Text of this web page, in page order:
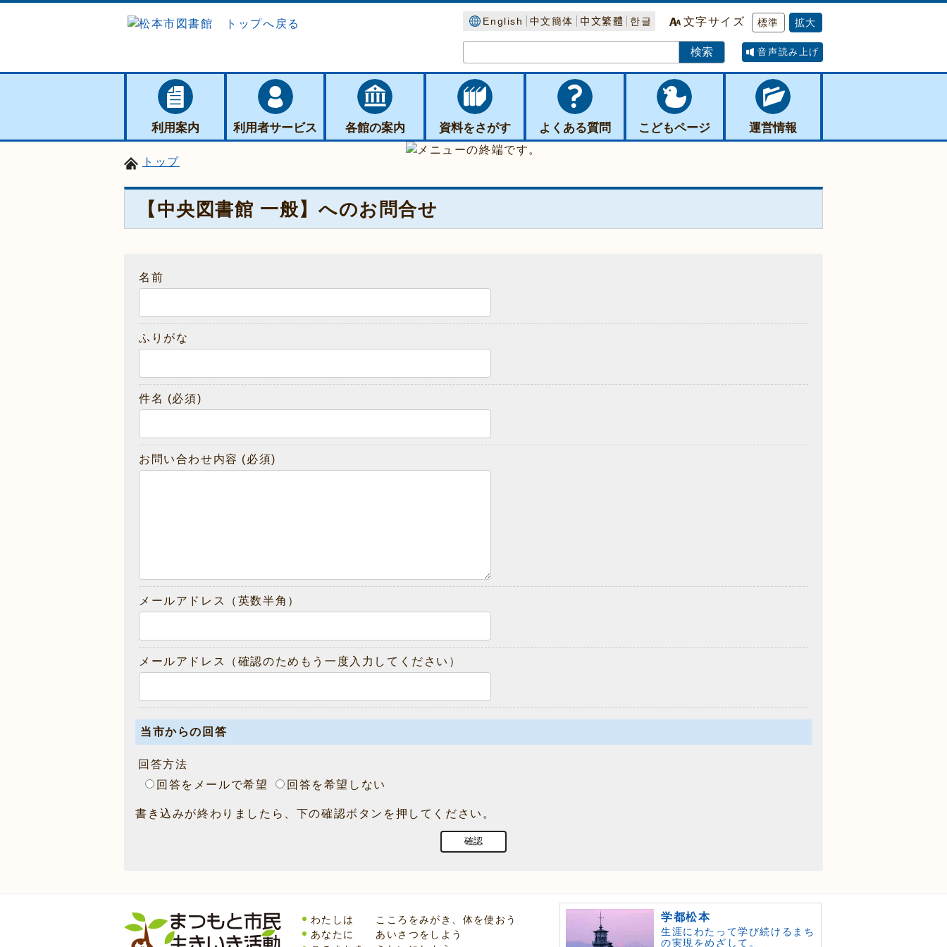
English 中文簡体 中文繁體 한글 文字サイズ 標準 拡大
音声読み上げ
利用案内 利用者サービス 各館の案内 資料をさがす よくある質問 こどもページ 運営情報
トップ
【中央図書館 一般】へのお問合せ
名前
ふりがな
件名 (必須)
お問い合わせ内容 (必須)
メールアドレス（英数半角）
メールアドレス（確認のためもう一度入力してください）
当市からの回答
回答方法
回答をメールで希望
回答を希望しない
書き込みが終わりましたら、下の確認ボタンを押してください。
わたしは こころをみがき、体を使おう
あなたに あいさつをしよう
学都松本
生涯にわたって学び続けるまち
の実現をめざして。